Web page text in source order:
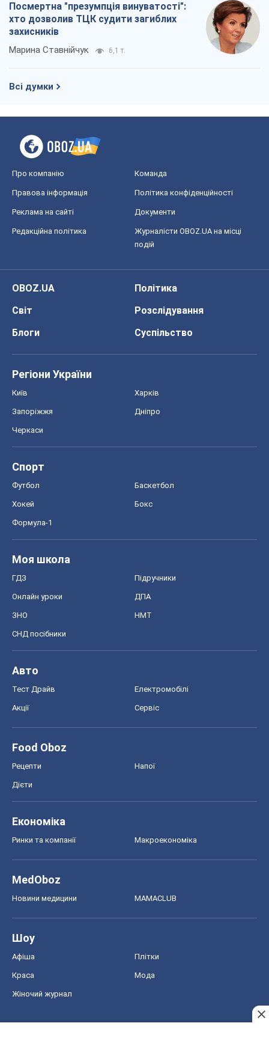
Посмертна "презумпція винуватості":
хто дозволив ТЦК судити загиблих
захисників
Марина Ставнійчук 6,1 т.
Всі думки
Про компанію Команда
Правова інформація Політика конфіденційності
Реклама на сайті Документи
Редакційна політика
Журналісти OBOZ.UA на місці
подій
OBOZ.UA
Політика
Світ
Розслідування
Блоги
Суспільство
Регіони України
Київ Харків
Запоріжжя Дніпро
Черкаси
Спорт
Футбол Баскетбол
Хокей Бокс
Формула-1
Моя школа
ГДЗ Підручники
Онлайн уроки ДПА
ЗНО НМТ
СНД посібники
Авто
Тест Драйв Електромобілі
Акції Сервіс
Food Oboz
Рецепти Напої
Дієти
Економіка
Ринки та компанії Макроекономіка
MedOboz
Новини медицини MAMACLUB
Шоу
Афіша Плітки
Краса Мода
Жіночий журнал